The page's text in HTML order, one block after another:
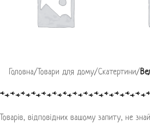
СКАТЕРТИНИ НОВОРІЧНІ
Головна/ Товари для дому/Скатертини/
Товарів, відповідних вашому запиту, не